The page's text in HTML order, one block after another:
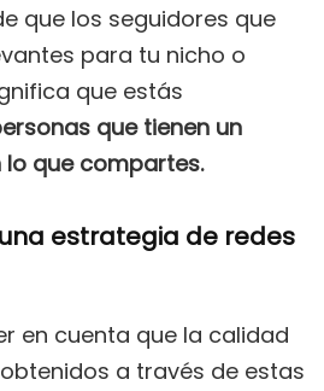
que los seguidores que
para tu nicho o
que estás
que tienen un
lo que compartes.
estrategia de redes
en cuenta que la calidad
a través de estas